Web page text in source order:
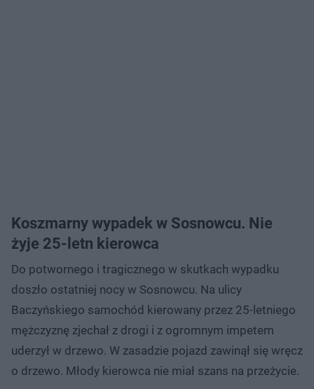
Koszmarny wypadek w Sosnowcu. Nie
żyje 25-letn kierowca
Do potwornego i tragicznego w skutkach wypadku
doszło ostatniej nocy w Sosnowcu. Na ulicy
Baczyńskiego samochód kierowany przez 25-letniego
mężczyznę zjechał z drogi i z ogromnym impetem
uderzył w drzewo. W zasadzie pojazd zawinął się wręcz
o drzewo. Młody kierowca nie miał szans na przeżycie.